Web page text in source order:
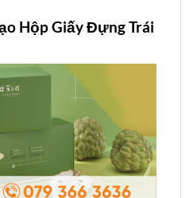
Hộp Giấy Đựng Trái